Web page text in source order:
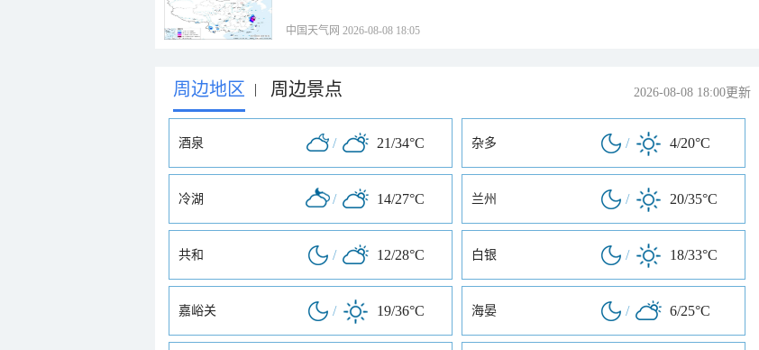
中国天气网 2026-08-08 18:05
周边地区 | 周边景点 2026-08-08 18:00更新
酒泉 / 21/34°C 杂多 / 4/20°C
冷湖 / 14/27°C 兰州 / 20/35°C
共和 / 12/28°C 白银 / 18/33°C
嘉峪关 / 19/36°C 海晏 / 6/25°C